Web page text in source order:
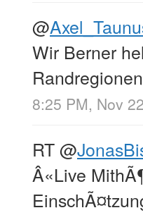
@
Wir Berner
8:25 PM, Nov
RT@
Â«Live